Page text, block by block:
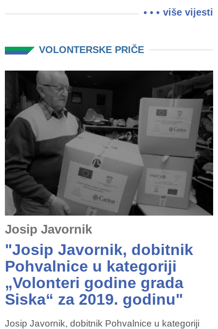
više vijesti
VOLONTERSKE PRIČE
Josip Javornik
"Josip Javornik, dobitnik
Pohvalnice u kategoriji
„Volonteri godine grada
Siska“ za 2019. godinu"
Josip Javornik, dobitnik Pohvalnice u kategoriji